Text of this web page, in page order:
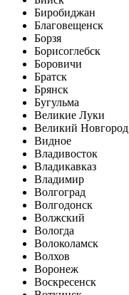
Биробиджан
Благовещенск
Борзя
Борисоглебск
Боровичи
Братск
Брянск
Бугульма
Великие Луки
Великий Новгород
Видное
Владивосток
Владикавказ
Владимир
Волгоград
Волгодонск
Волжский
Вологда
Волоколамск
Волхов
Воронеж
Воскресенск